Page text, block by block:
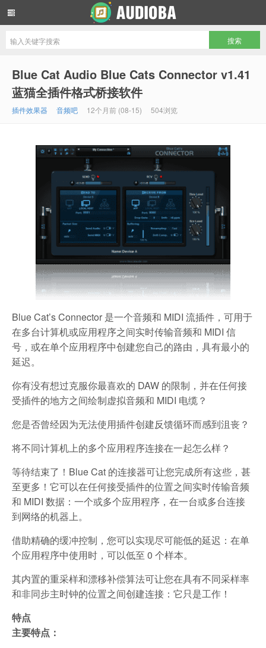
Blue Cat Audio Blue Cats Connector v1.41
蓝猫全插件格式桥接软件
插件效果器 音频吧 12个月前 (08-15) 504浏览
Blue Cat’s Connector 是一个音频和 MIDI 流插件，可用于
在多台计算机或应用程序之间实时传输音频和 MIDI 信
号，或在单个应用程序中创建您自己的路由，具有最小的
延迟。
你有没有想过克服你最喜欢的 DAW 的限制，并在任何接
受插件的地方之间绘制虚拟音频和 MIDI 电缆？
您是否曾经因为无法使用插件创建反馈循环而感到沮丧？
将不同计算机上的多个应用程序连接在一起怎么样？
等待结束了！Blue Cat 的连接器可让您完成所有这些，甚
至更多！它可以在任何接受插件的位置之间实时传输音频
和 MIDI 数据：一个或多个应用程序，在一台或多台连接
到网络的机器上。
借助精确的缓冲控制，您可以实现尽可能低的延迟：在单
个应用程序中使用时，可以低至 0 个样本。
其内置的重采样和漂移补偿算法可让您在具有不同采样率
和非同步主时钟的位置之间创建连接：它只是工作！
特点
主要特点：